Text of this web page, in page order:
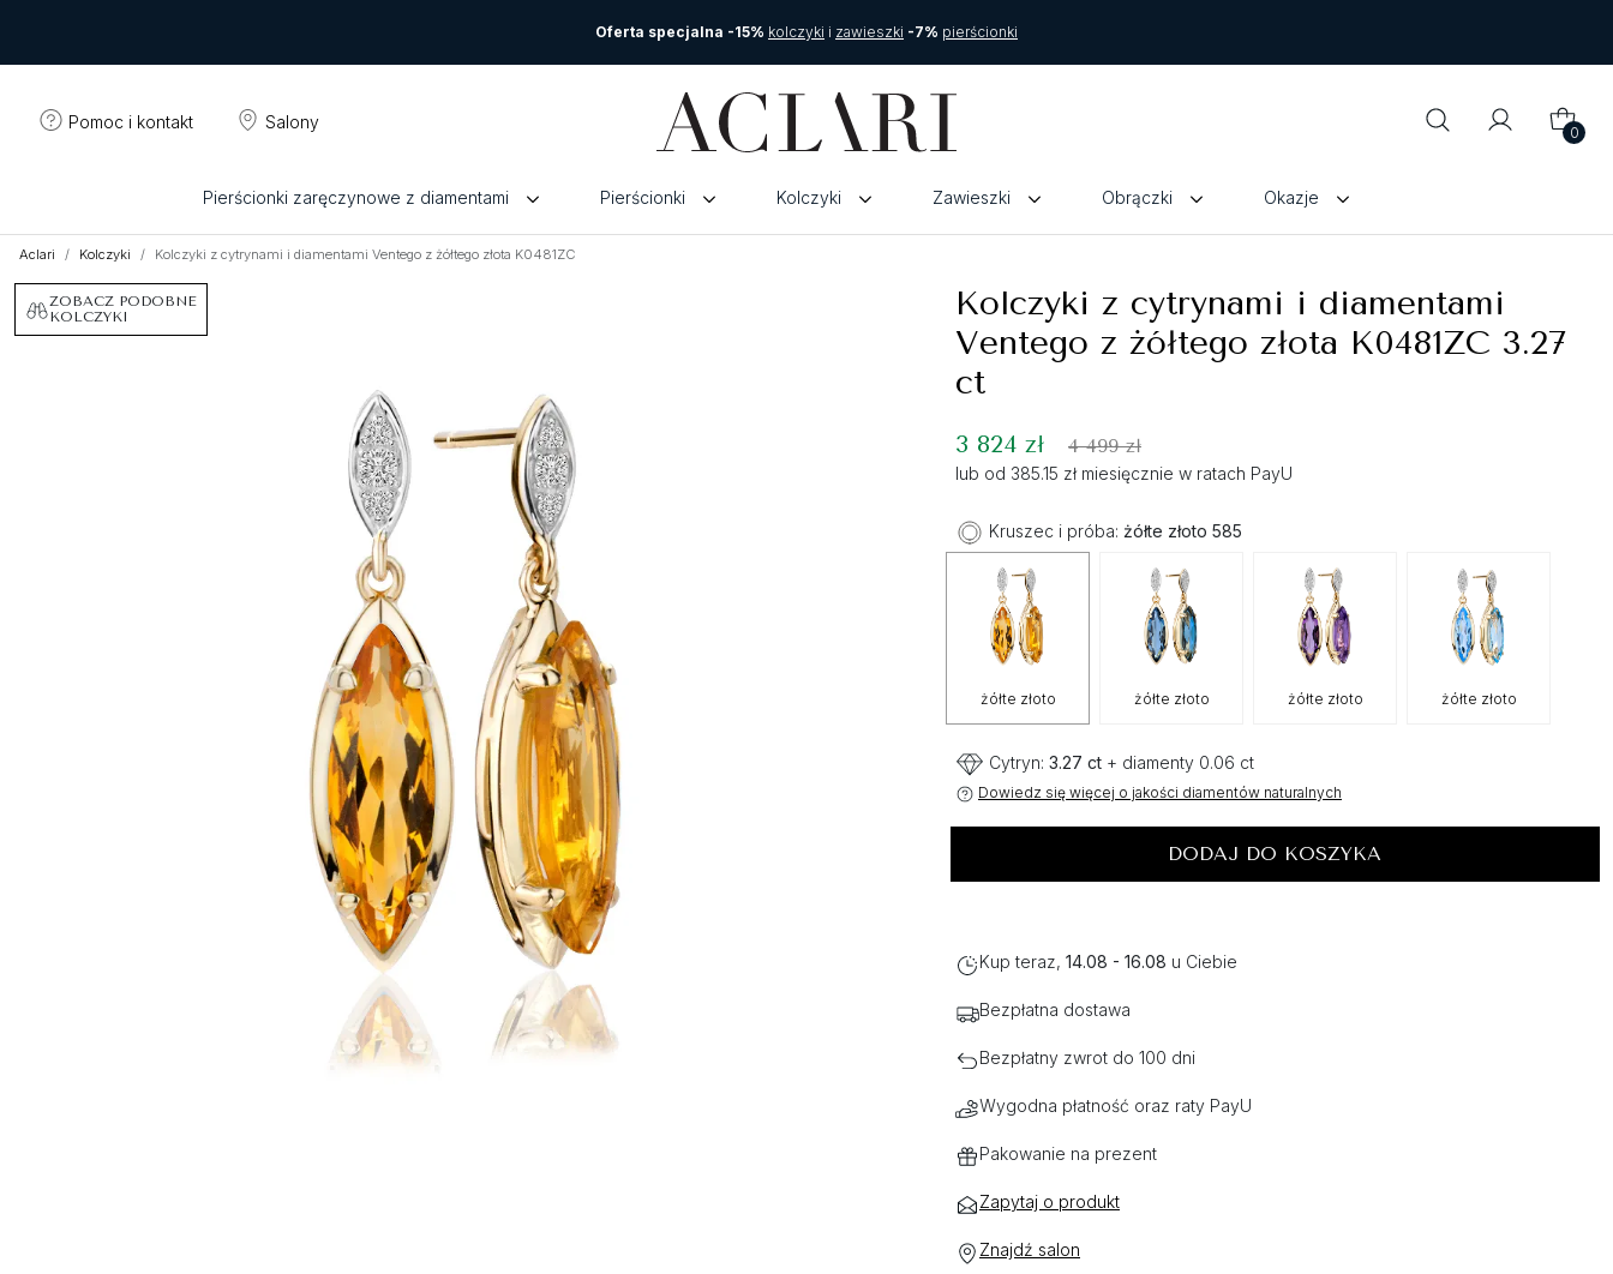
Oferta specjalna -15% kolczyki i zawieszki -7% pierścionki
Pomoc i kontakt Salony
0
Pierścionki zaręczynowe z diamentami Pierścionki Kolczyki Zawieszki Obrączki Okazje
Aclari Kolczyki Kolczyki z cytrynami i diamentami Ventego z żółtego złota K0481ZC
ZOBACZ PODOBNE
KOLCZYKI
Kolczyki z cytrynami i diamentami
Ventego z żółtego złota K0481ZC 3.27
ct
3 824 zł 4 499 zł
lub od 385.15 zł miesięcznie w ratach PayU
Kruszec i próba: żółte złoto 585
żółte złoto żółte złoto żółte złoto żółte złoto
Cytryn: 3.27 ct + diamenty 0.06 ct
Dowiedz się więcej o jakości diamentów naturalnych
DODAJ DO KOSZYKA
Kup teraz, 14.08 - 16.08 u Ciebie
Bezpłatna dostawa
Bezpłatny zwrot do 100 dni
Wygodna płatność oraz raty PayU
Pakowanie na prezent
Zapytaj o produkt
Znajdź salon